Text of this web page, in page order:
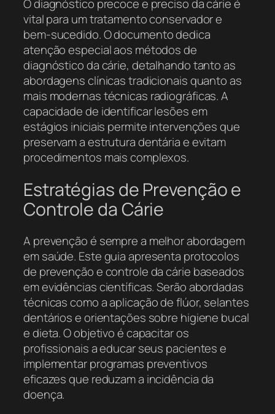
O diagnóstico precoce e preciso da cárie é
vital para um tratamento conservador e
bem-sucedido. O documento dedica
atenção especial aos métodos de
diagnóstico da cárie, detalhando tanto as
abordagens clínicas tradicionais quanto as
mais modernas técnicas radiográficas. A
capacidade de identificar lesões em
estágios iniciais permite intervenções que
preservam a estrutura dentária e evitam
procedimentos mais complexos.
Estratégias de Prevenção e
Controle da Cárie
A prevenção é sempre a melhor abordagem
em saúde. Este guia apresenta protocolos
de prevenção e controle da cárie baseados
em evidências científicas. Serão abordadas
técnicas como a aplicação de flúor, selantes
dentários e orientações sobre higiene bucal
e dieta. O objetivo é capacitar os
profissionais a educar seus pacientes e
implementar programas preventivos
eficazes que reduzam a incidência da
doença.